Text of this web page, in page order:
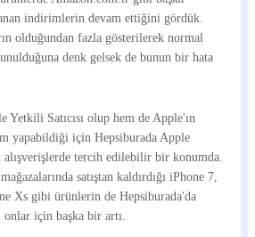
indirimlerin devam ettiğini gördük.
olduğundan fazla gösterilerek normal
denk gelsek de bunun bir hata
Yetkili Satıcısı olup hem de Apple'ın
yapabildiği için Hepsiburada Apple
tercih edilebilir bir konumda.
satıştan kaldırdığı iPhone 7,
Xs gibi ürünlerin de Hepsiburada'da
onlar için başka bir artı.